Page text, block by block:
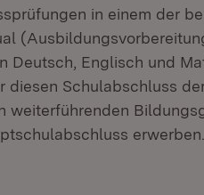
in einem der
Deutsch, Englisch und
diesen Schulabschluss
weiterführenden
erwerben.